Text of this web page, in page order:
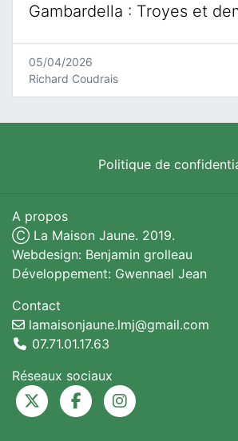
Gambardella : Troyes et
05/04/2026
Richard Coudrais
Politique de
A propos
Ⓒ La Maison Jaune. 2019.
Webdesign: Benjamin grolleau
Développement: Gwennael Jean
Contact
lamaisonjaune.lmj@gmail.com
07.71.01.17.63
Réseaux sociaux